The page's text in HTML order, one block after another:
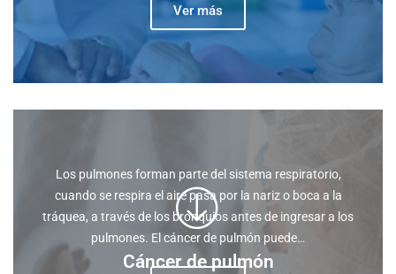
Ver más
Cáncer de pulmón
Los pulmones forman parte del sistema respiratorio,
cuando se respira el aire pasa por la nariz o boca a la
tráquea, a través de los bronquios antes de ingresar a los
pulmones. El cáncer de pulmón puede…